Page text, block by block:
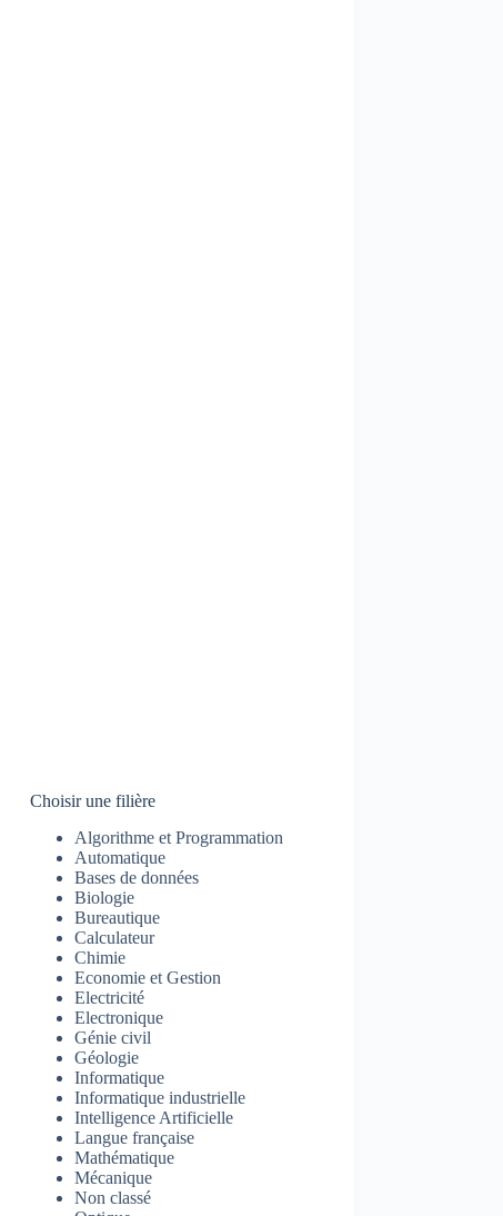
Choisir une filière
Algorithme et Programmation
Automatique
Bases de données
Biologie
Bureautique
Calculateur
Chimie
Economie et Gestion
Electricité
Electronique
Génie civil
Géologie
Informatique
Informatique industrielle
Intelligence Artificielle
Langue française
Mathématique
Mécanique
Non classé